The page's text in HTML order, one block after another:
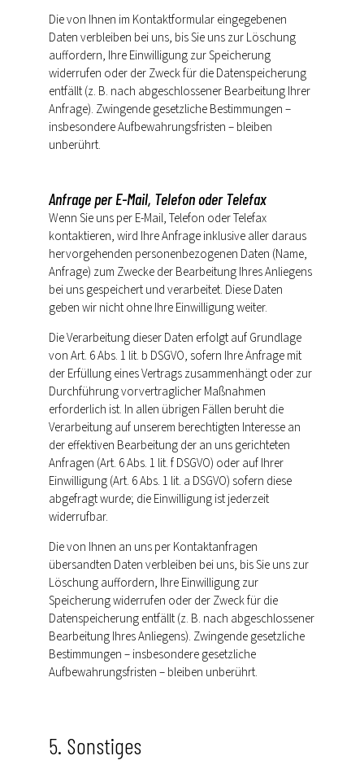
Die von Ihnen im Kontaktformular eingegebenen
Daten verbleiben bei uns, bis Sie uns zur Löschung
auffordern, Ihre Einwilligung zur Speicherung
widerrufen oder der Zweck für die Datenspeicherung
entfällt (z. B. nach abgeschlossener Bearbeitung Ihrer
Anfrage). Zwingende gesetzliche Bestimmungen –
insbesondere Aufbewahrungsfristen – bleiben
unberührt.
Anfrage per E-Mail, Telefon oder Telefax
Wenn Sie uns per E-Mail, Telefon oder Telefax
kontaktieren, wird Ihre Anfrage inklusive aller daraus
hervorgehenden personenbezogenen Daten (Name,
Anfrage) zum Zwecke der Bearbeitung Ihres Anliegens
bei uns gespeichert und verarbeitet. Diese Daten
geben wir nicht ohne Ihre Einwilligung weiter.
Die Verarbeitung dieser Daten erfolgt auf Grundlage
von Art. 6 Abs. 1 lit. b DSGVO, sofern Ihre Anfrage mit
der Erfüllung eines Vertrags zusammenhängt oder zur
Durchführung vorvertraglicher Maßnahmen
erforderlich ist. In allen übrigen Fällen beruht die
Verarbeitung auf unserem berechtigten Interesse an
der effektiven Bearbeitung der an uns gerichteten
Anfragen (Art. 6 Abs. 1 lit. f DSGVO) oder auf Ihrer
Einwilligung (Art. 6 Abs. 1 lit. a DSGVO) sofern diese
abgefragt wurde; die Einwilligung ist jederzeit
widerrufbar.
Die von Ihnen an uns per Kontaktanfragen
übersandten Daten verbleiben bei uns, bis Sie uns zur
Löschung auffordern, Ihre Einwilligung zur
Speicherung widerrufen oder der Zweck für die
Datenspeicherung entfällt (z. B. nach abgeschlossener
Bearbeitung Ihres Anliegens). Zwingende gesetzliche
Bestimmungen – insbesondere gesetzliche
Aufbewahrungsfristen – bleiben unberührt.
5. Sonstiges